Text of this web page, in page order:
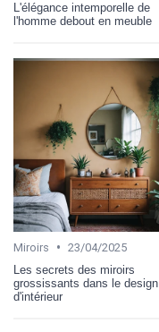
L'élégance intemporelle de
l'homme debout en meuble
Miroirs • 23/04/2025
Les secrets des miroirs
grossissants dans le design
d'intérieur